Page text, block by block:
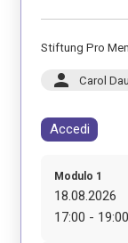
Stiftung Pro
person Carol
Accedi
Modulo 1
18.08.2026
17:00 - 19:00